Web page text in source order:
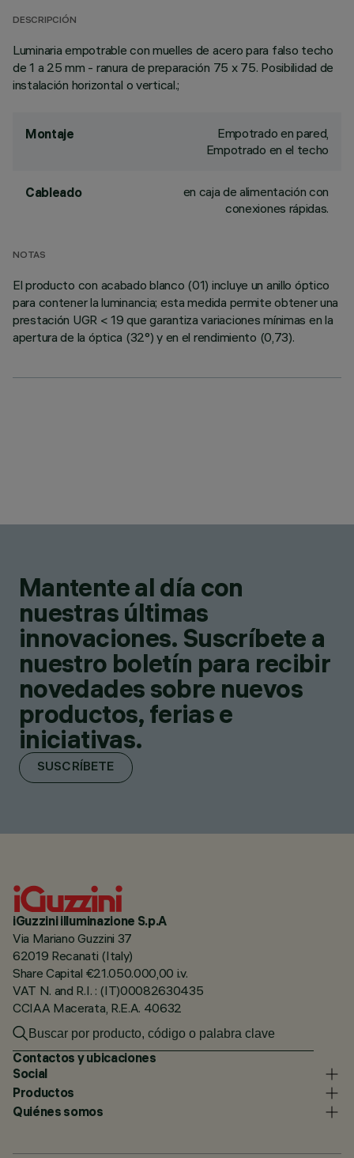
DESCRIPCIÓN
Luminaria empotrable con muelles de acero para falso techo
de 1 a 25 mm - ranura de preparación 75 x 75. Posibilidad de
instalación horizontal o vertical.;
Montaje
Empotrado en pared,
Empotrado en el techo
Cableado
en caja de alimentación con
conexiones rápidas.
NOTAS
El producto con acabado blanco (01) incluye un anillo óptico
para contener la luminancia; esta medida permite obtener una
prestación UGR < 19 que garantiza variaciones mínimas en la
apertura de la óptica (32°) y en el rendimiento (0,73).
Mantente al día con
nuestras últimas
innovaciones. Suscríbete a
nuestro boletín para recibir
novedades sobre nuevos
productos, ferias e
iniciativas.
SUSCRÍBETE
iGuzzini illuminazione S.p.A
Via Mariano Guzzini 37
62019 Recanati (Italy)
Share Capital €21.050.000,00 i.v.
VAT N. and R.I. : (IT)00082630435
CCIAA Macerata, R.E.A. 40632
Contactos y ubicaciones
Social
Productos
Quiénes somos